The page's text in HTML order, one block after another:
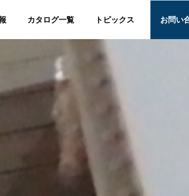
カタログ一覧 トピックス お問い